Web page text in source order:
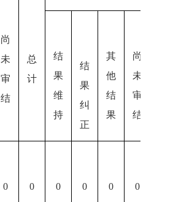
尚
未
审
结
总
计
结
果
维
持
结
果
纠
正
其
他
结
果
尚
未
审
结
0 0 0 0 0 0